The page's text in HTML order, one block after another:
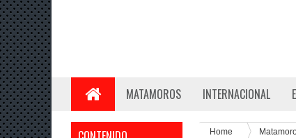
MATAMOROS INTERNACIONAL
Home